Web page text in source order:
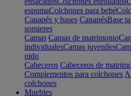
espumaColchones para bebé
Canapés y bases CanapésBase
somieres
Camas Camas de matrimonio
individualesCamas juveniles
nido
Cabeceros Cabeceros de
Complementos para colchones
colchones
Muebles